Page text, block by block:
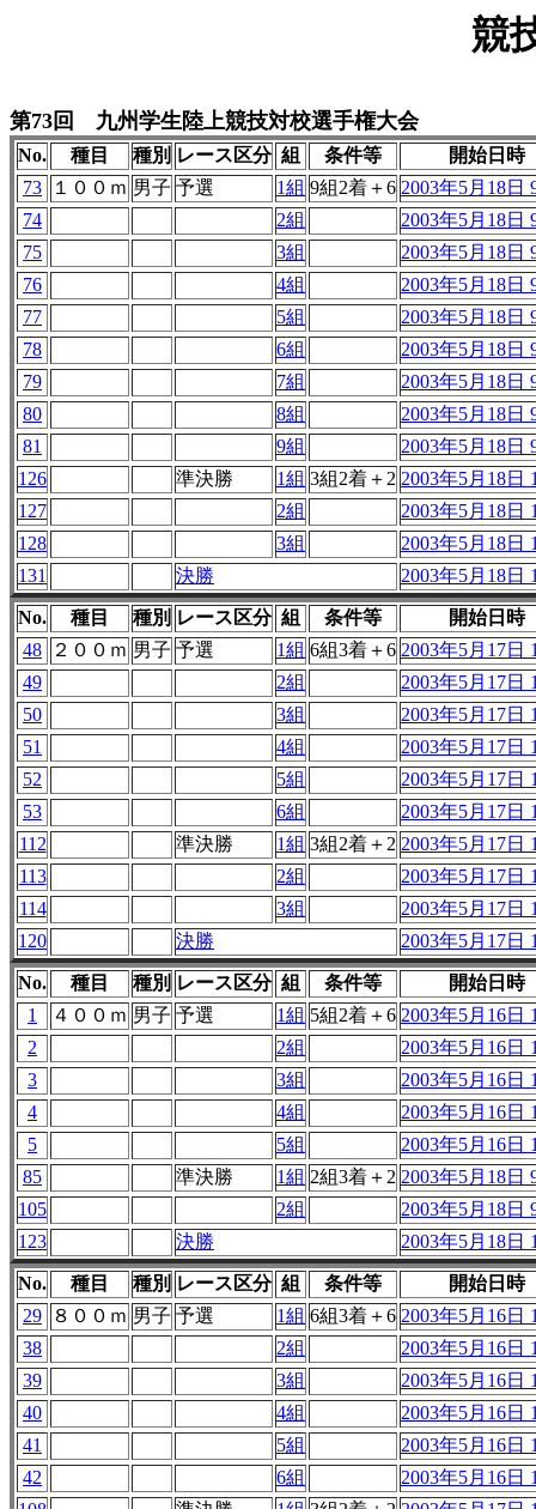
競
第73回 九州学生陸上競技対校選手権大会
No. 種目 種別 レース区分 組 条件等
開始日時
73
１００ｍ 男子 予選 1組 9組2着＋6 2003年5月18日
74
2組
2003年5月18日
75
3組
2003年5月18日
76
4組
2003年5月18日
77
5組
2003年5月18日
78
6組
2003年5月18日
79
7組
2003年5月18日
80
8組
2003年5月18日
81
9組
2003年5月18日
126
準決勝 1組 3組2着＋2 2003年5月18日
127
2組
2003年5月18日
128
3組
2003年5月18日
131
決勝 2003年5月18日
No. 種目 種別 レース区分 組 条件等
開始日時
48
２００ｍ 男子 予選 1組 6組3着＋6 2003年5月17日
49
2組
2003年5月17日
50
3組
2003年5月17日
51
4組
2003年5月17日
52
5組
2003年5月17日
53
6組
2003年5月17日
112
準決勝 1組 3組2着＋2 2003年5月17日
113
2組
2003年5月17日
114
3組
2003年5月17日
120
決勝 2003年5月17日
No. 種目 種別 レース区分 組 条件等
開始日時
1
４００ｍ 男子 予選 1組 5組2着＋6 2003年5月16日
2
2組
2003年5月16日
3
3組
2003年5月16日
4
4組
2003年5月16日
5
5組
2003年5月16日
85
準決勝 1組 2組3着＋2 2003年5月18日
105
2組
2003年5月18日
123
決勝 2003年5月18日
No. 種目 種別 レース区分 組 条件等
開始日時
29
８００ｍ 男子 予選 1組 6組3着＋6 2003年5月16日
38
2組
2003年5月16日
39
3組
2003年5月16日
40
4組
2003年5月16日
41
5組
2003年5月16日
42
6組
2003年5月16日